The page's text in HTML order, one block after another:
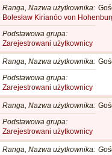
Ranga, Nazwa użytkownika
Bolesław Kirianóo von
Podstawowa grupa
Zarejestrowani użytkownicy
Ranga, Nazwa użytkownika
Podstawowa grupa
Zarejestrowani użytkownicy
Ranga, Nazwa użytkownika
Podstawowa grupa
Zarejestrowani użytkownicy
Ranga, Nazwa użytkownika